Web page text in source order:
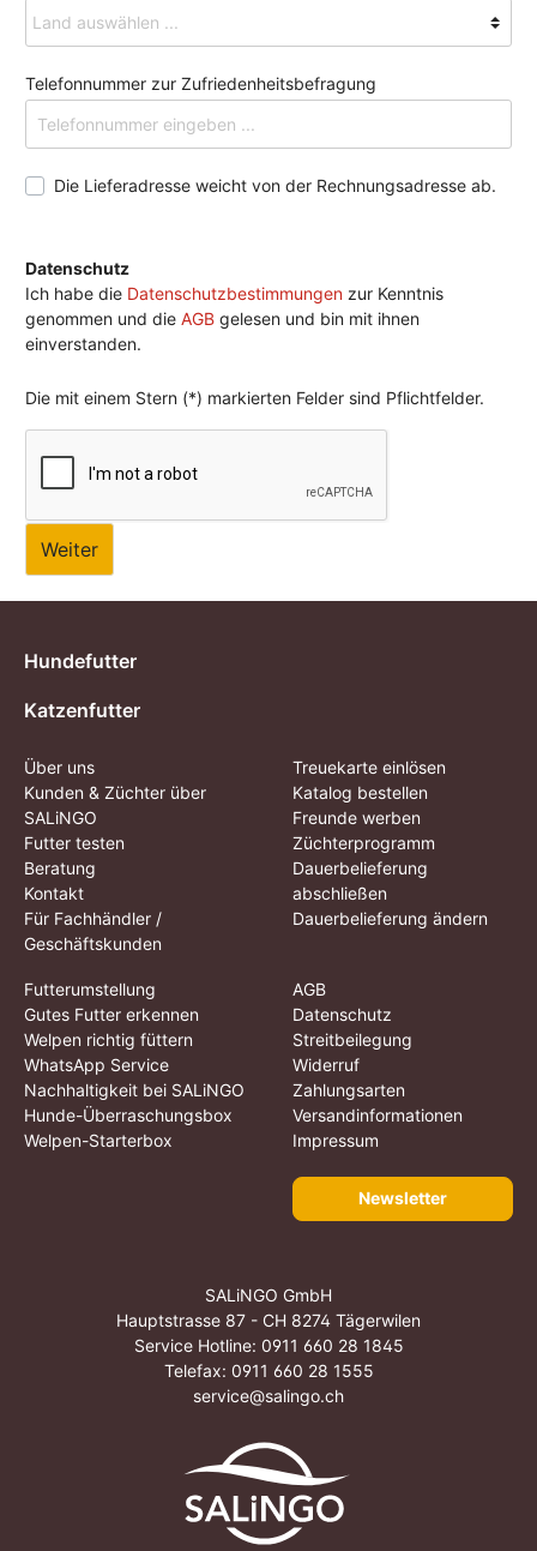
Telefonnummer zur Zufriedenheitsbefragung
Die Lieferadresse weicht von der Rechnungsadresse ab.
Datenschutz
Ich habe die Datenschutzbestimmungen zur Kenntnis
genommen und die AGB gelesen und bin mit ihnen
einverstanden.
Die mit einem Stern (*) markierten Felder sind Pflichtfelder.
Weiter
Hundefutter
Katzenfutter
Über uns
Kunden & Züchter über
SALiNGO
Futter testen
Beratung
Kontakt
Für Fachhändler /
Geschäftskunden
Treuekarte einlösen
Katalog bestellen
Freunde werben
Züchterprogramm
Dauerbelieferung
abschließen
Dauerbelieferung ändern
Futterumstellung
Gutes Futter erkennen
Welpen richtig füttern
WhatsApp Service
Nachhaltigkeit bei SALiNGO
Hunde-Überraschungsbox
Welpen-Starterbox
AGB
Datenschutz
Streitbeilegung
Widerruf
Zahlungsarten
Versandinformationen
Impressum
Newsletter
SALiNGO GmbH
Hauptstrasse 87 - CH 8274 Tägerwilen
Service Hotline: 0911 660 28 1845
Telefax: 0911 660 28 1555
service@salingo.ch